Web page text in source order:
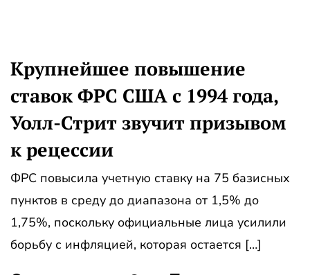
Крупнейшее повышение
ставок ФРС США с 1994 года,
Уолл-Стрит звучит призывом
к рецессии
ФРС повысила учетную ставку на 75 базисных
пунктов в среду до диапазона от 1,5% до
1,75%, поскольку официальные лица усилили
борьбу с инфляцией, которая остается […]